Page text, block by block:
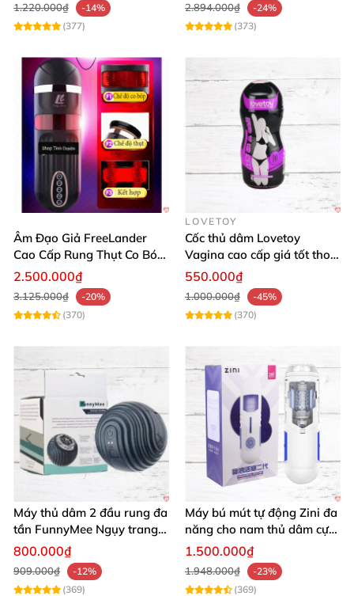
1.220.000₫
-14%
(377)
2.894.000₫
-24%
(373)
Âm Đạo Giả FreeLander
Cao Cấp Rung Thụt Co Bóp
Đỉnh Nhật Bản
2.500.000₫
3.125.000₫
-20%
(370)
LOVETOY
Cốc thủ dâm Lovetoy
Vagina cao cấp giá tốt thoả
mãn phái mạnh
550.000₫
1.000.000₫
-45%
(370)
Máy thủ dâm 2 đầu rung đa
tần FunnyMee Ngụy trang
Pokemon siêu kích thích
800.000₫
909.000₫
-12%
(369)
Máy bú mút tự động Zini đa
năng cho nam thủ dâm cực
đã giá tốt
1.500.000₫
1.948.000₫
-23%
(369)